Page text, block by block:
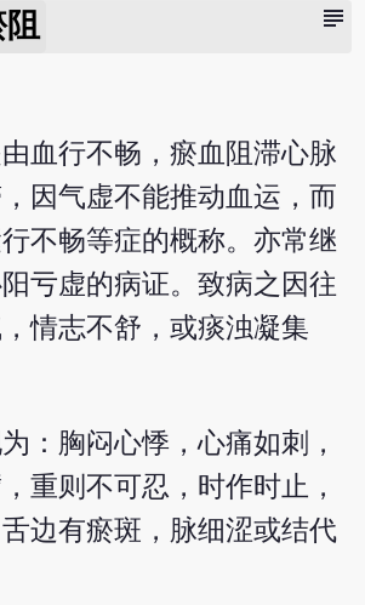
subject
阻
血行不畅，瘀血阻滞心脉
因气虚不能推动血运，而
不畅等症的概称。亦常继
亏虚的病证。致病之因往
情志不舒，或痰浊凝集
：胸闷心悸，心痛如刺，
重则不可忍，时作时止，
边有瘀斑，脉细涩或结代